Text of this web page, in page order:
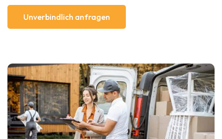
Unverbindlich anfragen